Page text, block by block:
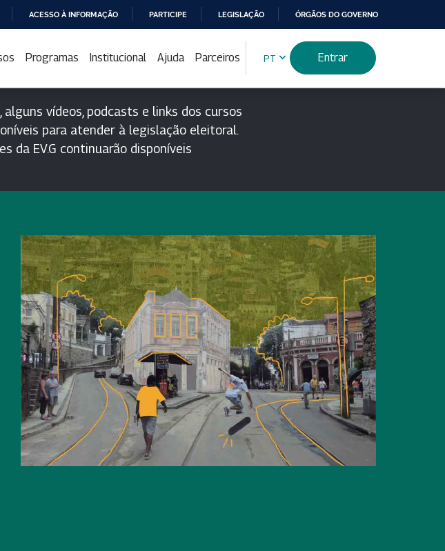
ACESSO À INFORMAÇÃO PARTICIPE LEGISLAÇÃO ÓRGÃOS DO GOVERNO
Programas Institucional Ajuda Parceiros PT Entrar
vídeos, podcasts e links dos cursos
para atender à legislação eleitoral.
da EV.G continuarão disponíveis